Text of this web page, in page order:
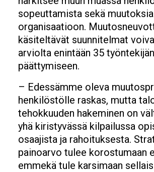
sopeuttamista sekä
organisaatioon.
käsiteltävät suunnitelmat
arviolta enintään 35
päättymiseen.
– Edessämme oleva
henkilöstölle raskas, mutta
tehokkuuden hakeminen on
yhä kiristyvässä kilpailussa
osaajista ja rahoituksesta.
painoarvo tulee korostumaan
emmekä tule karsimaan